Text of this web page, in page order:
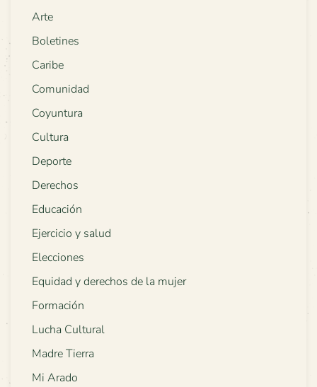
Arte
Boletines
Caribe
Comunidad
Coyuntura
Cultura
Deporte
Derechos
Educación
Ejercicio y salud
Elecciones
Equidad y derechos de la mujer
Formación
Lucha Cultural
Madre Tierra
Mi Arado